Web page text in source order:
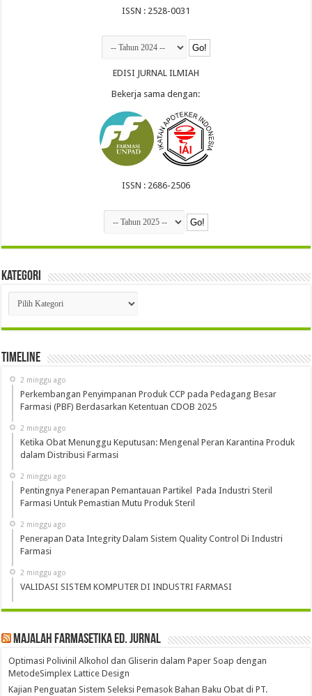
ISSN : 2528-0031
EDISI JURNAL ILMIAH
Bekerja sama dengan:
ISSN : 2686-2506
Kategori
Kategori
Timeline
2 minggu ago
Perkembangan Penyimpanan Produk CCP pada Pedagang Besar
Farmasi (PBF) Berdasarkan Ketentuan CDOB 2025
2 minggu ago
Ketika Obat Menunggu Keputusan: Mengenal Peran Karantina Produk
dalam Distribusi Farmasi
2 minggu ago
Pentingnya Penerapan Pemantauan Partikel Pada Industri Steril
Farmasi Untuk Pemastian Mutu Produk Steril
2 minggu ago
Penerapan Data Integrity Dalam Sistem Quality Control Di Industri
Farmasi
2 minggu ago
VALIDASI SISTEM KOMPUTER DI INDUSTRI FARMASI
Majalah Farmasetika Ed. Jurnal
Optimasi Polivinil Alkohol dan Gliserin dalam Paper Soap dengan
MetodeSimplex Lattice Design
Kajian Penguatan Sistem Seleksi Pemasok Bahan Baku Obat di PT.